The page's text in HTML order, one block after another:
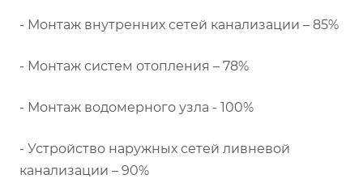
- Монтаж внутренних сетей канализации – 85%
- Монтаж систем отопления – 78%
- Монтаж водомерного узла - 100%
- Устройство наружных сетей ливневой
канализации – 90%